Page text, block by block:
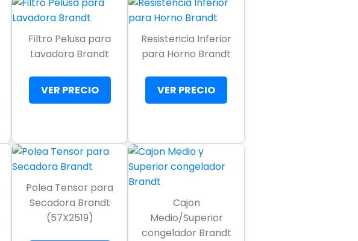
Filtro Pelusa para
Lavadora Brandt
VER PRECIO
Resistencia Inferior
para Horno Brandt
VER PRECIO
Polea Tensor para
Secadora Brandt
(57X2519)
Cajon
Medio/Superior
congelador Brandt